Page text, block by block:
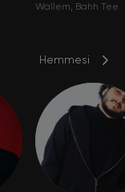
Wallem Bahh Tee
Hemmesi